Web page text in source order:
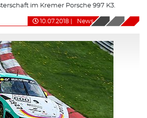
im Kremer Porsche 997 K3.
10.07.2018 News